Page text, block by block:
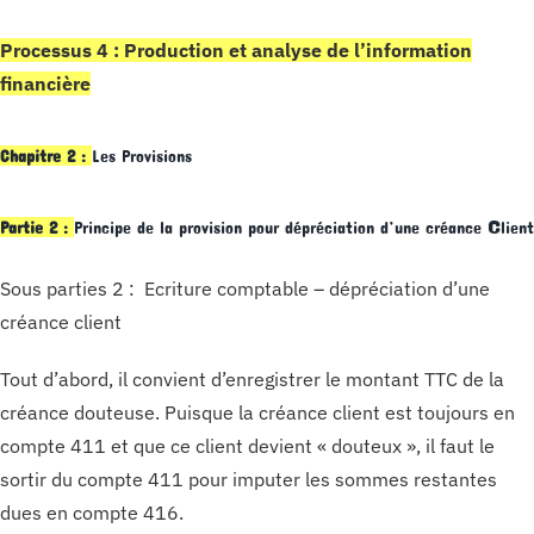
Processus 4 : Production et analyse de l’information
financière
Chapitre 2 : Les Provisions
Partie 2 : Principe de la provision pour dépréciation d’une créance client
Sous parties 2 : Ecriture comptable – dépréciation d’une
créance client
Tout d’abord, il convient d’enregistrer le montant TTC de la
créance douteuse. Puisque la créance client est toujours en
compte 411 et que ce client devient « douteux », il faut le
sortir du compte 411 pour imputer les sommes restantes
dues en compte 416.